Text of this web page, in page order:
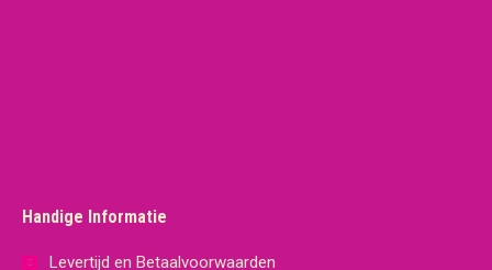
Handige Informatie
Levertijd en Betaalvoorwaarden